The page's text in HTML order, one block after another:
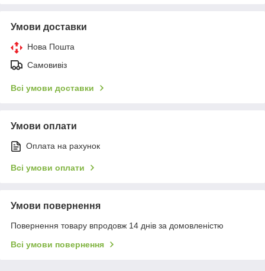
Умови доставки
Нова Пошта
Самовивіз
Всі умови доставки
Умови оплати
Оплата на рахунок
Всі умови оплати
Умови повернення
Повернення товару впродовж 14 днів за домовленістю
Всі умови повернення